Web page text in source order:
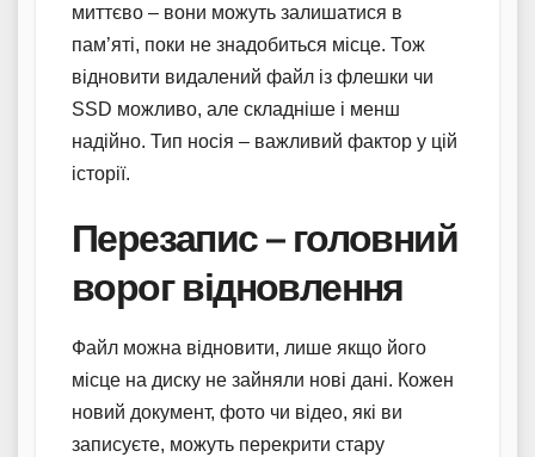
миттєво – вони можуть залишатися в
пам’яті, поки не знадобиться місце. Тож
відновити видалений файл із флешки чи
SSD можливо, але складніше і менш
надійно. Тип носія – важливий фактор у цій
історії.
Перезапис – головний
ворог відновлення
Файл можна відновити, лише якщо його
місце на диску не зайняли нові дані. Кожен
новий документ, фото чи відео, які ви
записуєте, можуть перекрити стару